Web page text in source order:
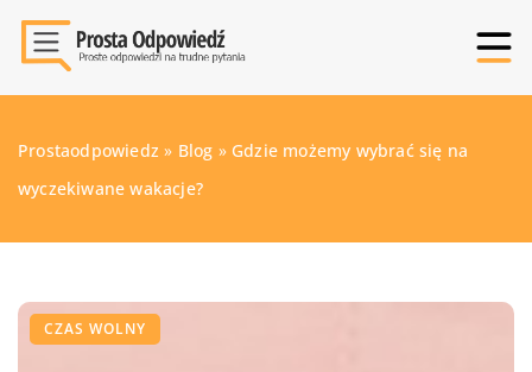
Prostaodpowiedz » Blog » Gdzie możemy wybrać się na
wyczekiwane wakacje?
CZAS WOLNY